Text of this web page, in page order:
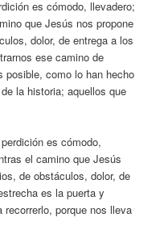
es cómodo, llevadero;
que Jesús nos propone
dolor, de entrega a los
ese camino de
posible, como lo han hecho
la historia; aquellos que
es cómodo,
el camino que Jesús
de obstáculos, dolor, de
es la puerta y
porque nos lleva